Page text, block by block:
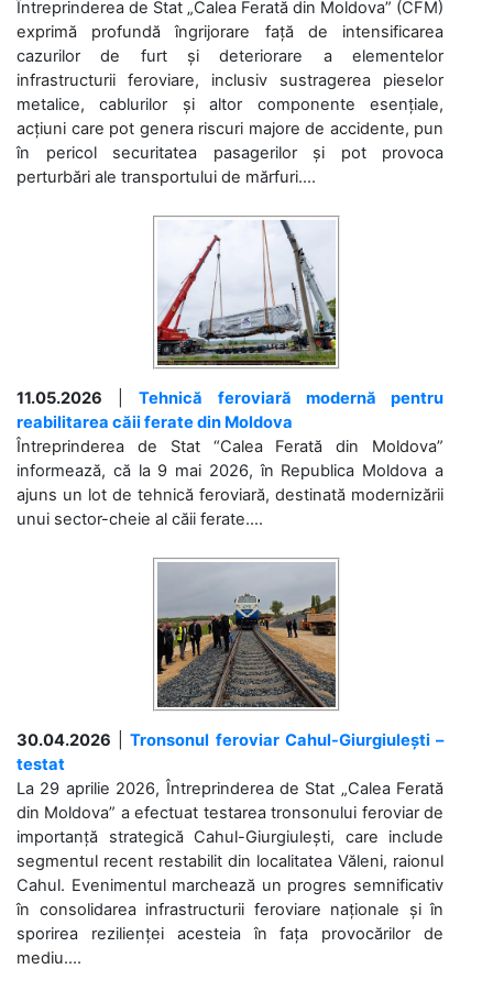
Întreprinderea de Stat „Calea Ferată din Moldova” (CFM)
exprimă profundă îngrijorare față de intensificarea
cazurilor de furt și deteriorare a elementelor
infrastructurii feroviare, inclusiv sustragerea pieselor
metalice, cablurilor și altor componente esențiale,
acțiuni care pot genera riscuri majore de accidente, pun
în pericol securitatea pasagerilor și pot provoca
perturbări ale transportului de mărfuri....
11.05.2026 |Tehnică feroviară modernă pentru
reabilitarea căii ferate din Moldova
Întreprinderea de Stat “Calea Ferată din Moldova”
informează, că la 9 mai 2026, în Republica Moldova a
ajuns un lot de tehnică feroviară, destinată modernizării
unui sector-cheie al căii ferate....
30.04.2026 |Tronsonul feroviar Cahul-Giurgiulești –
testat
La 29 aprilie 2026, Întreprinderea de Stat „Calea Ferată
din Moldova” a efectuat testarea tronsonului feroviar de
importanță strategică Cahul-Giurgiulești, care include
segmentul recent restabilit din localitatea Văleni, raionul
Cahul. Evenimentul marchează un progres semnificativ
în consolidarea infrastructurii feroviare naționale și în
sporirea rezilienței acesteia în fața provocărilor de
mediu....